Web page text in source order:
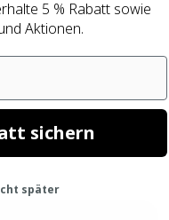
5 % Rabatt sowie
Aktionen.
sichern
später